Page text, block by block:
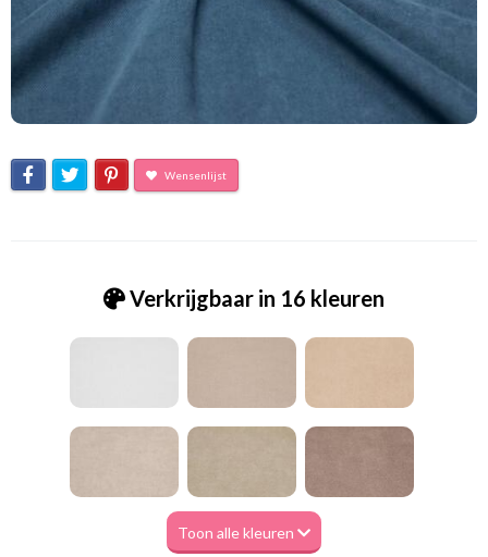
Wensenlijst
Verkrijgbaar in 16 kleuren
Toon alle kleuren